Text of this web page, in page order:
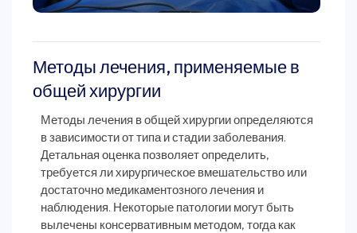
Методы лечения, применяемые в
общей хирургии
Методы лечения в общей хирургии определяются
в зависимости от типа и стадии заболевания.
Детальная оценка позволяет определить,
требуется ли хирургическое вмешательство или
достаточно медикаментозного лечения и
наблюдения. Некоторые патологии могут быть
вылечены консервативным методом, тогда как